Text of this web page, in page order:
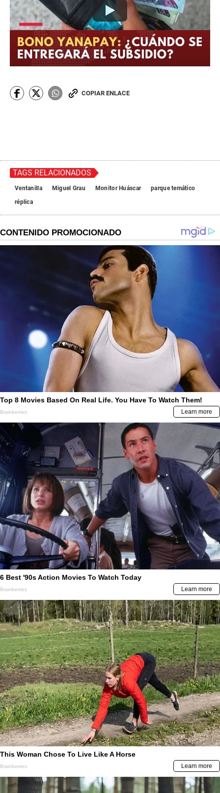
COPIAR ENLACE
TAGS RELACIONADOS
Ventanilla Miguel Grau Monitor Huáscar
parque temático
réplica